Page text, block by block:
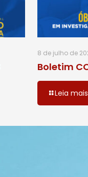
8 de julho de
Boletim
Leia